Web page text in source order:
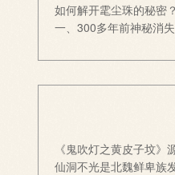
如何解开雮尘珠的秘密
一、300多年前神秘消
《鬼吹灯之黄皮子坟
仙洞不光是北魏鲜卑族